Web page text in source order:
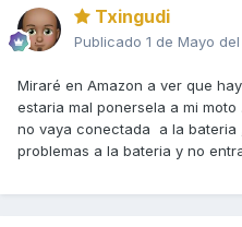
Txingudi
Publicado 1 de Mayo
Miraré en Amazon a ver que
estaria mal ponersela a mi
no vaya conectada a la bateria
problemas a la bateria y no